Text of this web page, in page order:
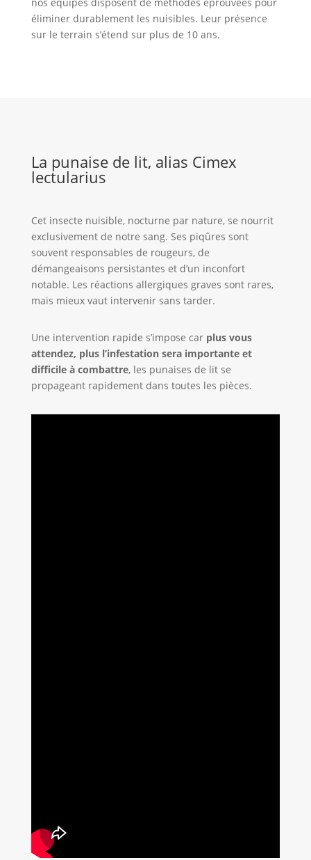
éliminer durablement les nuisibles. Leur présence
sur le terrain s’étend sur plus de 10 ans.
La punaise de lit, alias Cimex
lectularius
Cet insecte nuisible, nocturne par nature, se nourrit
exclusivement de notre sang. Ses piqûres sont
souvent responsables de rougeurs, de
démangeaisons persistantes et d’un inconfort
notable. Les réactions allergiques graves sont rares,
mais mieux vaut intervenir sans tarder.
Une intervention rapide s’impose car plus vous
attendez, plus l’infestation sera importante et
difficile à combattre, les punaises de lit se
propageant rapidement dans toutes les pièces.